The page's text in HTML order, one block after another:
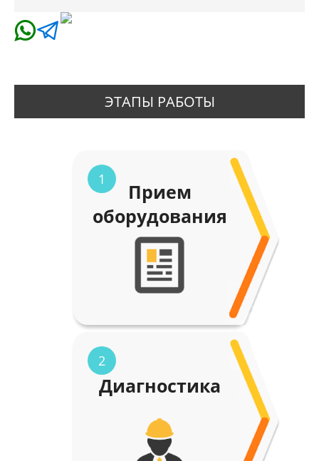
ЭТАПЫ РАБОТЫ
1
Прием
оборудования
2
Диагностика